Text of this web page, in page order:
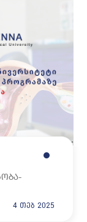
4 თებ 2025